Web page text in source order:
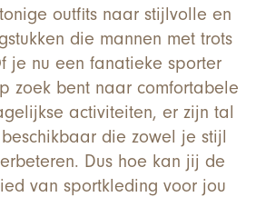
outfits naar stijlvolle en
die mannen met trots
je nu een fanatieke sporter
zoek bent naar comfortabele
activiteiten, er zijn tal
die zowel je stijl
Dus hoe kan jij de
van sportkleding voor jou